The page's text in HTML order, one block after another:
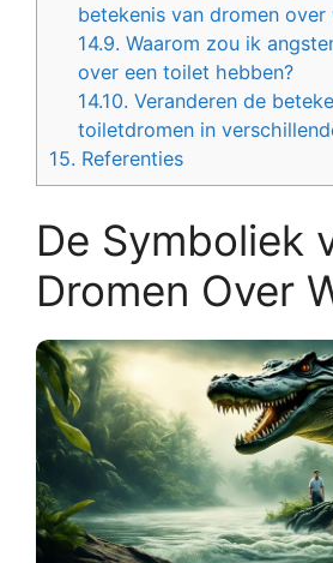
betekenis van dromen over
14.9. Waarom zou ik
over een toilet hebben?
14.10. Veranderen de
toiletdromen in
15. Referenties
De Symboliek
Dromen Over